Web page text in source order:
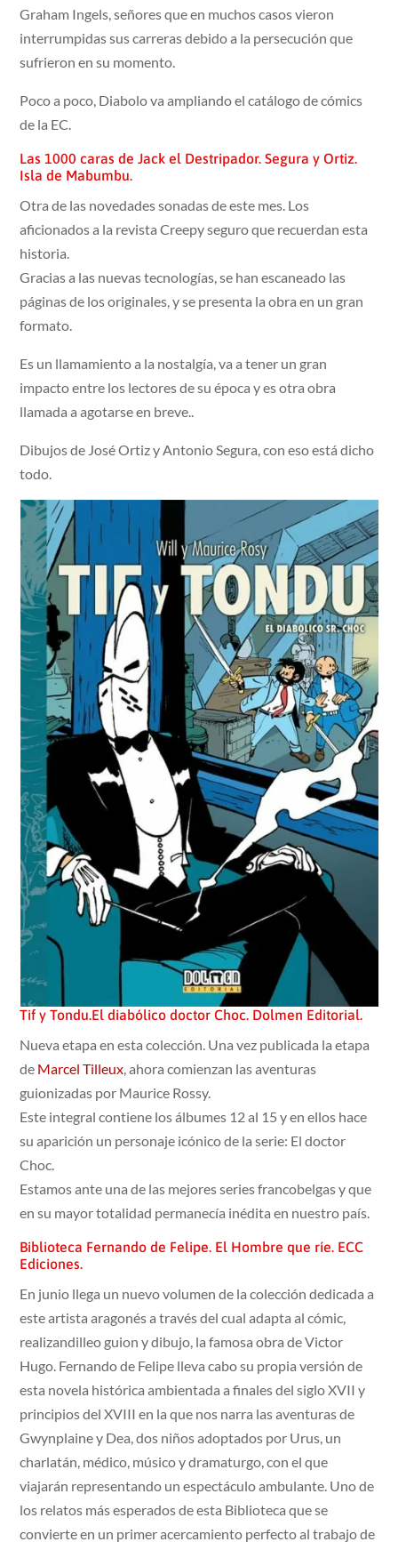
Graham Ingels, señores que en muchos casos vieron
interrumpidas sus carreras debido a la persecución que
sufrieron en su momento.
Poco a poco, Diabolo va ampliando el catálogo de cómics
de la EC.
Las 1000 caras de Jack el Destripador. Segura y Ortiz.
Isla de Mabumbu.
Otra de las novedades sonadas de este mes. Los
aficionados a la revista Creepy seguro que recuerdan esta
historia.
Gracias a las nuevas tecnologías, se han escaneado las
páginas de los originales, y se presenta la obra en un gran
formato.
Es un llamamiento a la nostalgía, va a tener un gran
impacto entre los lectores de su época y es otra obra
llamada a agotarse en breve..
Dibujos de José Ortiz y Antonio Segura, con eso está dicho
todo.
Tif y Tondu.El diabólico doctor Choc. Dolmen Editorial.
Nueva etapa en esta colección. Una vez publicada la etapa
de Marcel Tilleux, ahora comienzan las aventuras
guionizadas por Maurice Rossy.
Este integral contiene los álbumes 12 al 15 y en ellos hace
su aparición un personaje icónico de la serie: El doctor
Choc.
Estamos ante una de las mejores series francobelgas y que
en su mayor totalidad permanecía inédita en nuestro país.
Biblioteca Fernando de Felipe. El Hombre que ríe. ECC
Ediciones.
En junio llega un nuevo volumen de la colección dedicada a
este artista aragonés a través del cual adapta al cómic,
realizandilleo guion y dibujo, la famosa obra de Victor
Hugo. Fernando de Felipe lleva cabo su propia versión de
esta novela histórica ambientada a finales del siglo XVII y
principios del XVIII en la que nos narra las aventuras de
Gwynplaine y Dea, dos niños adoptados por Urus, un
charlatán, médico, músico y dramaturgo, con el que
viajarán representando un espectáculo ambulante. Uno de
los relatos más esperados de esta Biblioteca que se
convierte en un primer acercamiento perfecto al trabajo de